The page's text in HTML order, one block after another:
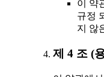
이 약
규정
지 않
제 4 조 (